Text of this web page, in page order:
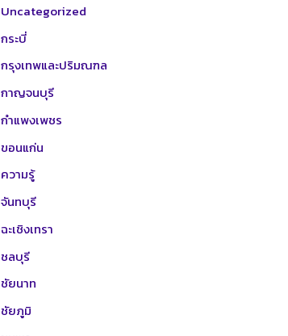
Uncategorized
กระบี่
กรุงเทพและปริมณฑล
กาญจนบุรี
กำแพงเพชร
ขอนแก่น
ความรู้
จันทบุรี
ฉะเชิงเทรา
ชลบุรี
ชัยนาท
ชัยภูมิ